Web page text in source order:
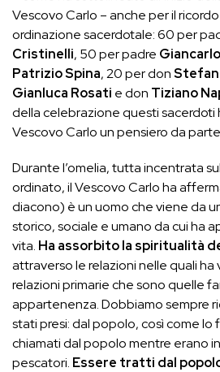
Vescovo Carlo – anche per il
ordinazione sacerdotale: 60 per
Cristinelli, 50 per padre
Patrizio Spina, 20 per don
Gianluca Rosati e don Tiziano
della celebrazione questi sacerdoti
Vescovo Carlo un pensiero da
Durante l’omelia, tutta incentrata
ordinato, il Vescovo Carlo ha
diacono) è un uomo che viene da
storico, sociale e umano da cui ha
vita. Ha assorbito la spiritualità
attraverso le relazioni nelle quali ha
relazioni primarie che sono quelle
appartenenza. Dobbiamo sempre
stati presi: dal popolo, così come lo
chiamati dal popolo mentre erano
pescatori. Essere tratti dal